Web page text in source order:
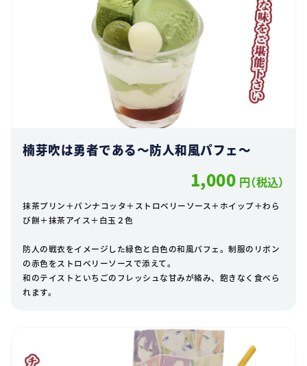
楠芽吹は勇者である～防人和風パフェ～
1,000 円（税込）
抹茶プリン＋パンナコッタ＋ストロベリーソース＋ホイップ＋わら
び餅＋抹茶アイス＋白玉２色
防人の戦衣をイメージした緑色と白色の和風パフェ。制服のリボン
の赤色をストロベリーソースで添えて。
和のテイストといちごのフレッシュな甘みが絡み、飽きなく食べら
れます。